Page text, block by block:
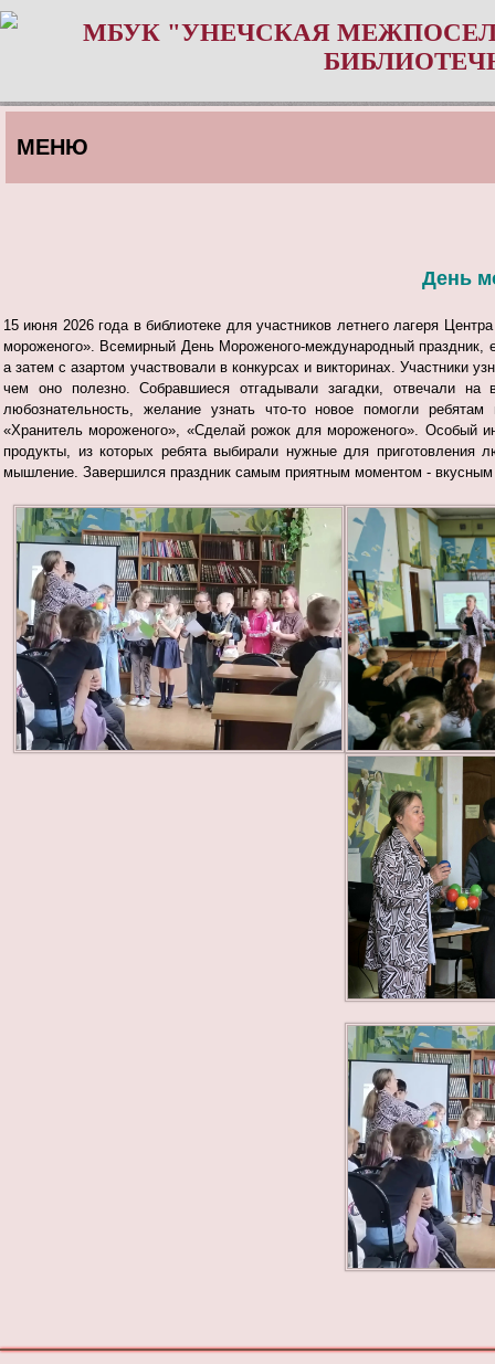
МБУК "УНЕЧСКАЯ
МЕНЮ
День
15 июня 2026 года в библиотеке для участников летнего лагеря
мороженого». Всемирный День Мороженого-международный праздник,
а затем с азартом участвовали в конкурсах и викторинах.Участники
чем оно полезно.Собравшиеся отгадывали загадки, отвечали
любознательность, желание узнать что-то новое помогли
«Хранитель мороженого», «Сделай рожок для мороженого». Особый
продукты, из которых ребята выбирали нужные для приготовления
мышление. Завершился праздник самым приятным моментом -